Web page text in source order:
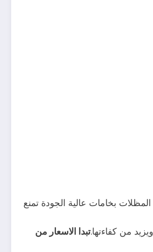
بخامات عالية الجودة تمنع
من كفاءتها.تبدا الاسعار من